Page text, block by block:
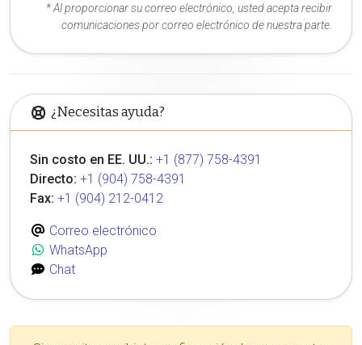
* Al proporcionar su correo electrónico, usted acepta recibir
comunicaciones por correo electrónico de nuestra parte.
¿Necesitas ayuda?
Sin costo en EE. UU.: +1 (877) 758-4391
Directo: +1 (904) 758-4391
Fax: +1 (904) 212-0412
Correo electrónico
WhatsApp
Chat